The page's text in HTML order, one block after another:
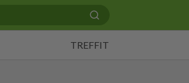
TREFFIT